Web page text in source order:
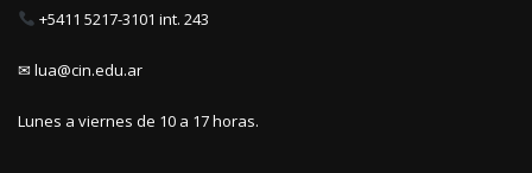
+5411 5217-3101 int. 243
✉ lua@cin.edu.ar
Lunes a viernes de 10 a 17 horas.